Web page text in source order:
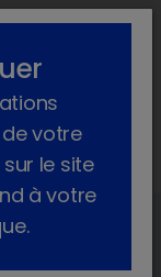
search menu
du pied chez
votre
le site
à votre